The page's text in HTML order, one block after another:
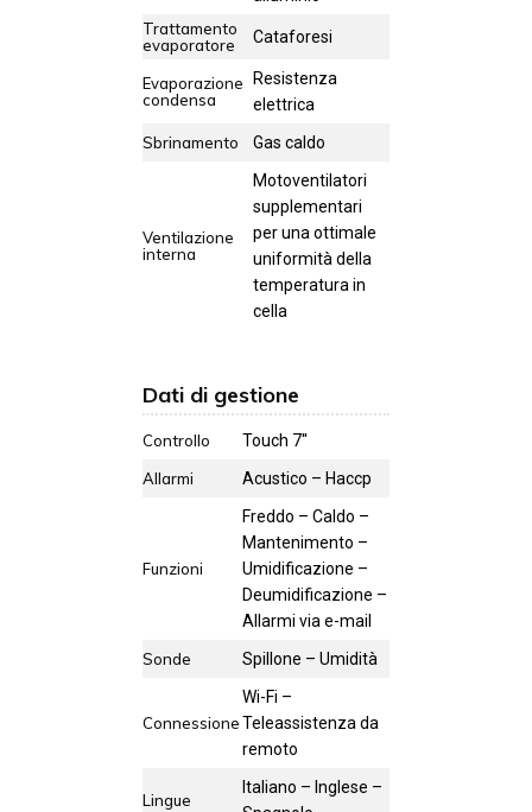
Trattamento
evaporatore
Cataforesi
Evaporazione
condensa
Resistenza
elettrica
Sbrinamento
Gas caldo
Ventilazione
interna
Motoventilatori
supplementari
per una ottimale
uniformità della
temperatura in
cella
Dati di gestione
Controllo
Touch 7''
Allarmi
Acustico – Haccp
Funzioni
Freddo – Caldo –
Mantenimento –
Umidificazione –
Deumidificazione –
Allarmi via e-mail
Sonde
Spillone – Umidità
Connessione
Wi-Fi –
Teleassistenza da
remoto
Lingue
Italiano – Inglese –